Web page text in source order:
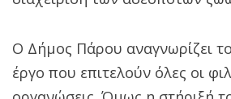
Ο Δήμος Πάρου αναγνωρίζει
έργο που επιτελούν όλες οι